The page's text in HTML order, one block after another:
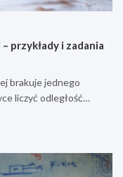
przykłady i zadania
brakuje jednego
liczyć odległość…